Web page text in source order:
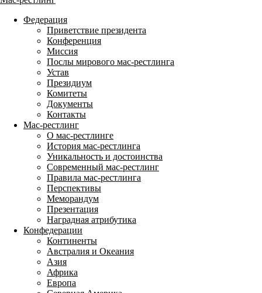
Федерация
Приветствие президента
Конференция
Миссия
Послы мирового мас-рестлинга
Устав
Президиум
Комитеты
Документы
Контакты
Мас-рестлинг
О мас-рестлинге
История мас-рестлинга
Уникальность и достоинства
Современный мас-рестлинг
Правила мас-рестлинга
Перспективы
Меморандум
Презентация
Наградная атрибутика
Конфедерации
Континенты
Австралия и Океания
Азия
Африка
Европа